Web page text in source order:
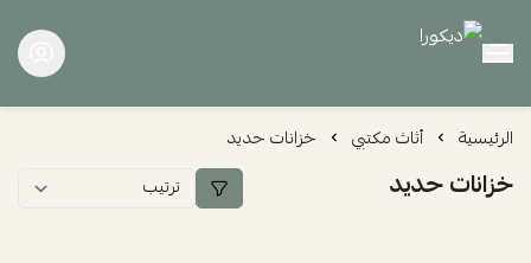
ديكورا
الرئيسية أثاث مكتبي خزانات حديد
خزانات حديد